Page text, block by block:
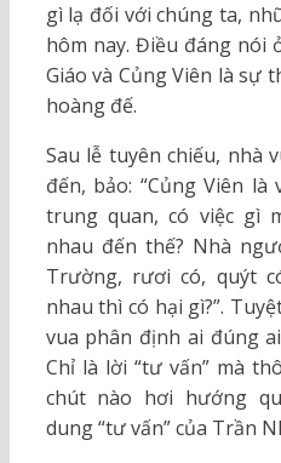
gì lạ đối với chúng ta,
hôm nay. Điều đáng nói
Giáo và Củng Viên là sự
hoàng đế.
Sau lễ tuyên chiếu, nhà
đến, bảo: “Củng Viên
trung quan, có việc gì
nhau đến thế? Nhà
Trường, rươi có, quýt
nhau thì có hại gì?”.
vua phân định ai đúng
Chỉ là lời “tư vấn” mà
chút nào hơi hướng
dung “tư vấn” của Trần